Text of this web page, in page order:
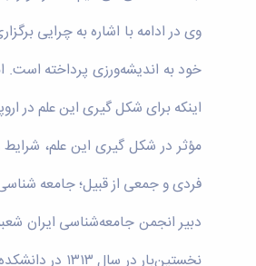
وی در ادامه با اشاره به چرایی
اینکه برای شکل گیری این علم در
مؤثر در شکل گیری این علم،
فردی و جمعی از قبیل؛ جامعه
دبیر انجمن جامعه‌شناسی ایران